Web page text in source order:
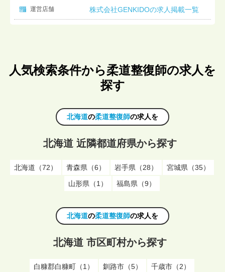
運営店舗 株式会社GENKIDOの求人掲載一覧
人気検索条件から柔道整復師の求人を
探す
北海道の柔道整復師の求人を
北海道 近隣都道府県から探す
北海道（72） 青森県（6） 岩手県（28）
宮城県（35）
山形県（1）
福島県（9）
北海道の柔道整復師の求人を
北海道 市区町村から探す
白糠郡白糠町（1） 釧路市（5）
千歳市（2）